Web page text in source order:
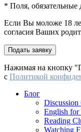
* Поля, обязательные
Если Вы моложе 18
согласия Ваших
Нажимая на кнопку
с Политикой
Блог
Discussion
English for
Reading
Watching